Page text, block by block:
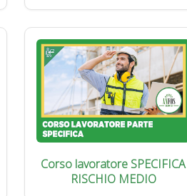
Corso lavoratore SPECIFICA
RISCHIO MEDIO